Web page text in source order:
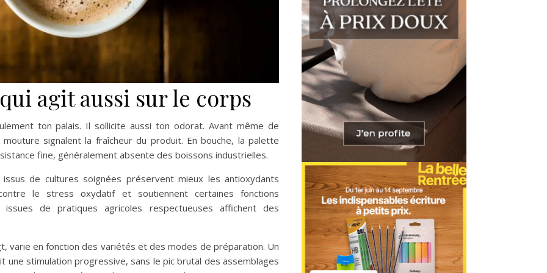
agit aussi sur le corps
ton palais. Il sollicite aussi ton odorat. Avant même de
signalent la fraîcheur du produit. En bouche, la palette
fine, généralement absente des boissons industrielles.
de cultures soignées préservent mieux les antioxydants
le stress oxydatif et soutiennent certaines fonctions
de pratiques agricoles respectueuses affichent des
varie en fonction des variétés et des modes de préparation. Un
une stimulation progressive, sans le pic brutal des assemblages